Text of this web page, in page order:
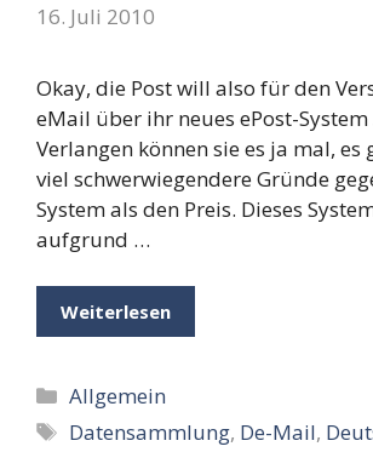
16. Juli 2010
Okay, die Post will also für den
eMail über ihr neues ePost-System
Verlangen können sie es ja mal,
viel schwerwiegendere Gründe
System als den Preis. Dieses
aufgrund …
Weiterlesen
Kategorien
Allgemein
Schlagwörter
Datensammlung, De-Mail,